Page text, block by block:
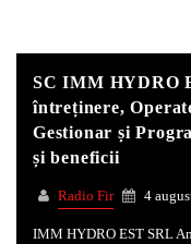
SC IMM HYDRO
întreținere,
Gestionar și
și beneficii
Radio Fir 4
IMM HYDRO EST SRL